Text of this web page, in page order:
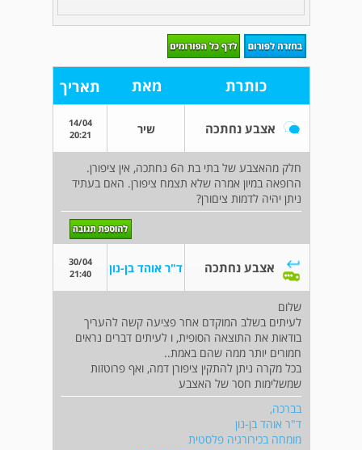
כותרת מאת תאריך
אצבע נחתכה שיר
14/04
20:21
חלק מהאצבע של בתי בת ה6 נחתכה, אין ציפורן.
הרופאה במיון אמרה שלא תצמח ציפורן. האם בעתיד
ניתן יהיה לדמות ציםורן?
אצבע נחתכה ד"ר אוהד בן-נון
30/04
21:40
שלום
לעיתים בשלב המוקדם אחר פציעה קשה להעריך
בודאות את התוצאה הסופית, ו לעיתים דברים נראים
חמורים יותר ממה שהם באמת..
בכל מקרה ניתן להתקין ציפורן דמה, ואף פרוטזות
שמשלימות חסר של האצבע
בברכה,
ד"ר אוהד בן-נון
מומחה בכירורגיה פלסטית